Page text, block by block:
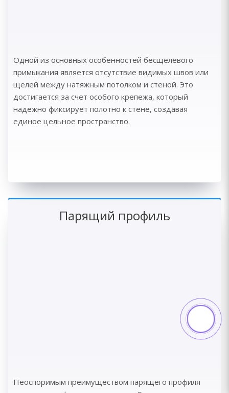
Одной из основных особенностей бесщелевого
примыкания является отсутствие видимых швов или
щелей между натяжным потолком и стеной. Это
достигается за счет особого крепежа, который
надежно фиксирует полотно к стене, создавая
единое цельное пространство.
Парящий профиль
Неоспоримым преимуществом парящего профиля